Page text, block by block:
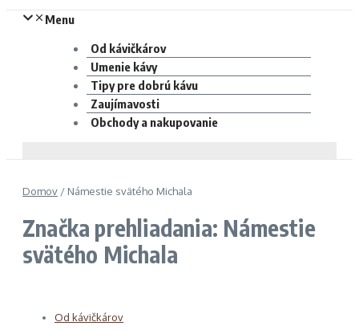
Menu
Od kávičkárov
Umenie kávy
Tipy pre dobrú kávu
Zaujímavosti
Obchody a nakupovanie
Domov / Námestie svätého Michala
Značka prehliadania: Námestie
svätého Michala
Od kávičkárov